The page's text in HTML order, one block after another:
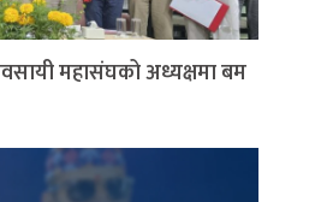
महासंघको अध्यक्षमा बम